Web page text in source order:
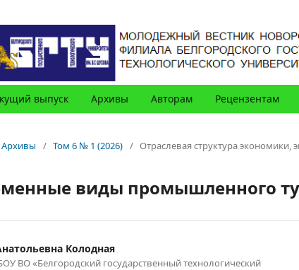
выпуск Архивы Авторам Рецензентам
Архивы / Том 6 № 1 (2026) / Отраслевая структура экономики,
виды промышленного
Колодная
ВО «Белгородский государственный технологический